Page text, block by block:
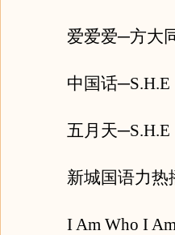
爱爱爱─方大
中国话─S.H.E
五月天─S.H.E
新城国语力热
I Am Who I Am